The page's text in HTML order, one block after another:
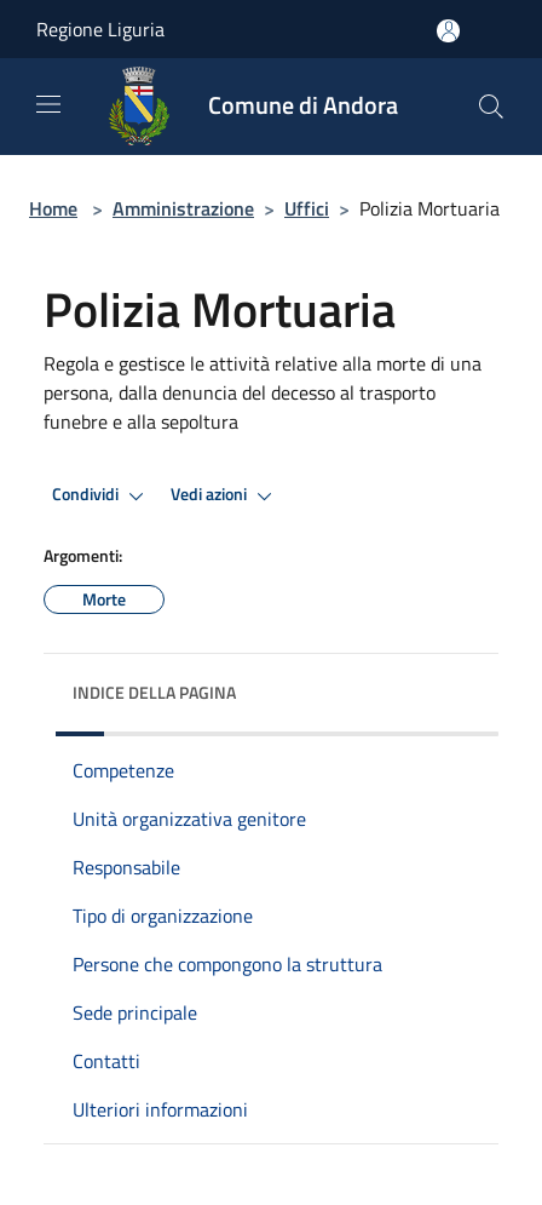
Regione Liguria
Comune di Andora
Home > Amministrazione > Uffici > Polizia Mortuaria
Polizia Mortuaria
Regola e gestisce le attività relative alla morte di una
persona, dalla denuncia del decesso al trasporto
funebre e alla sepoltura
Condividi Vedi azioni
Argomenti:
Morte
INDICE DELLA PAGINA
Competenze
Unità organizzativa genitore
Responsabile
Tipo di organizzazione
Persone che compongono la struttura
Sede principale
Contatti
Ulteriori informazioni